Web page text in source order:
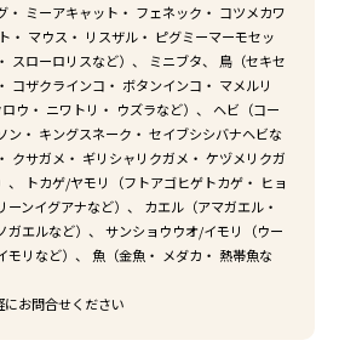
・ ミーアキャット・ フェネック・ コツメカワ
・ マウス・ リスザル・ ピグミーマーモセッ
スローロリスなど）、 ミニブタ、 鳥（セキセ
コザクラインコ・ ボタンインコ・ マメルリ
ウ・ ニワトリ・ ウズラなど）、 ヘビ（コー
ン・ キングスネーク・ セイブシシバナヘビな
クサガメ・ ギリシャリクガメ・ ケヅメリクガ
、 トカゲ/ヤモリ（フトアゴヒゲトカゲ・ ヒョ
ーンイグアナなど）、 カエル（アマガエル・
ガエルなど）、 サンショウウオ/イモリ（ウー
モリなど）、 魚（金魚・ メダカ・ 熱帯魚な
お問合せください